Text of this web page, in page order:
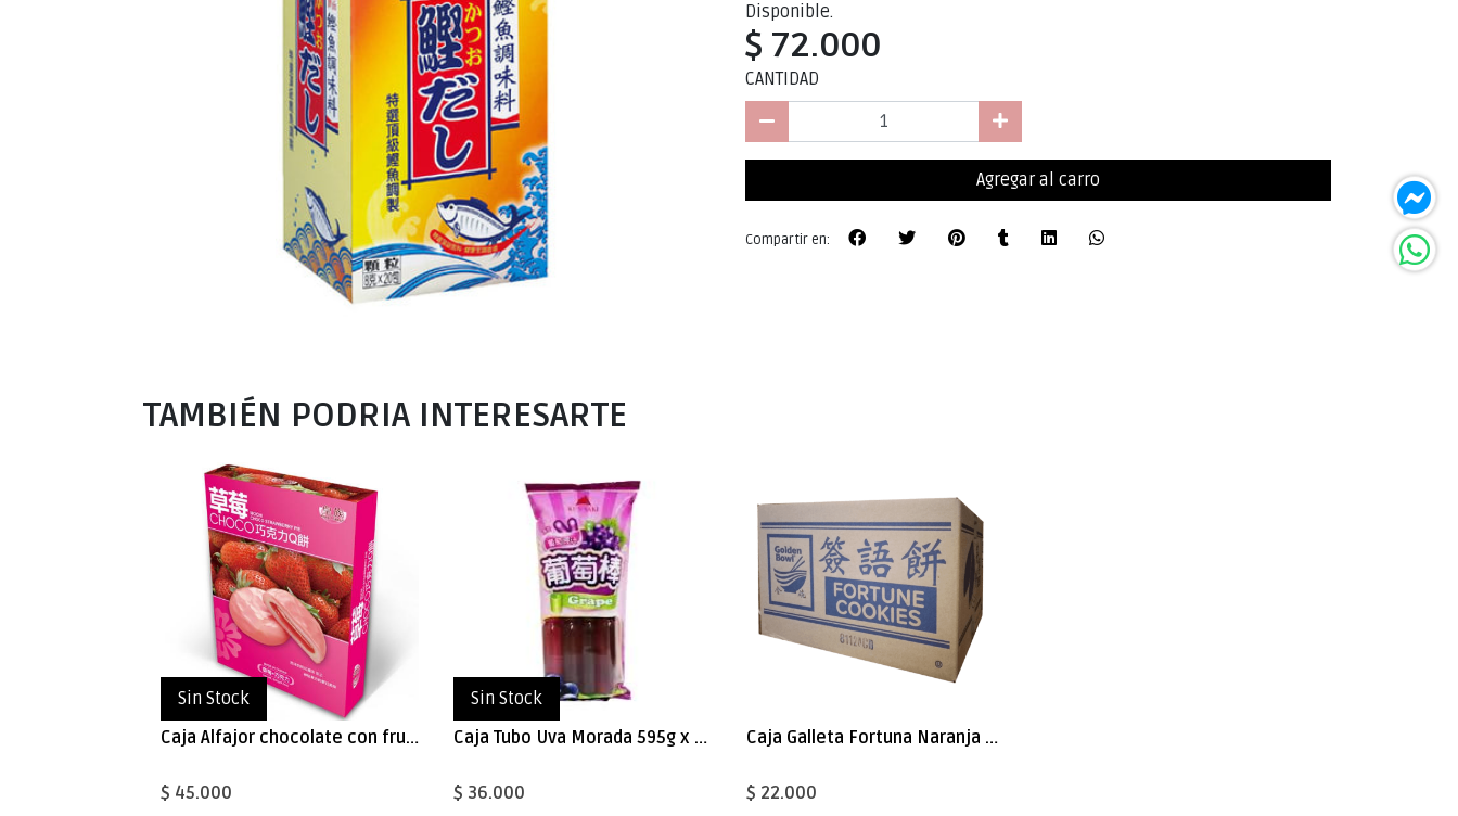
Disponible.
$ 72.000
CANTIDAD
Agregar al carro
Compartir en:
TAMBIÉN PODRIA INTERESARTE
Sin Stock
Caja Alfajor chocolate con frutilla 240gx10
$ 45.000
Sin Stock
Caja Tubo Uva Morada 595g x 12
$ 36.000
Caja Galleta Fortuna Naranja 350uni
$ 22.000